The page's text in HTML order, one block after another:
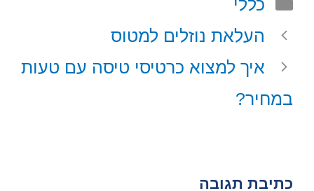
i
t
t
e
r
)
o
o
k
r
e
s
p
כללי
העלאת נוזלים למטוס
איך למצוא כרטיסי טיסה עם טעות
במחיר?
כתיבת תגובה